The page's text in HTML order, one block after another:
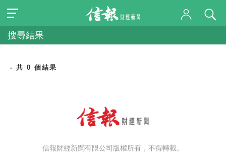
搜尋結果
- 共 0 個結果
信報財經新聞有限公司版權所有，不得轉載。